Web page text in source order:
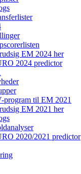
EM 2024 her
2024 predictor
program til EM 2021
EM 2021 her
2020/2021 predictor